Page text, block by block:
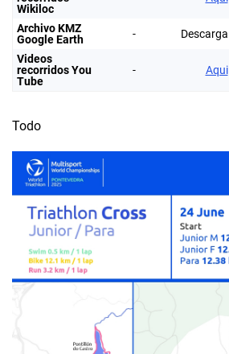
Wikiloc
Archivo KMZ
Google Earth
- Descarga
Videos
recorridos You
Tube
- Aqui
Todo